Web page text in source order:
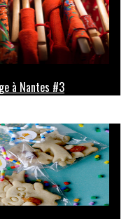
à Nantes #3